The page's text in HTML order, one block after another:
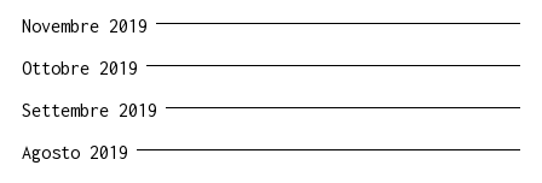
Novembre 2019
Ottobre 2019
Settembre 2019
Agosto 2019